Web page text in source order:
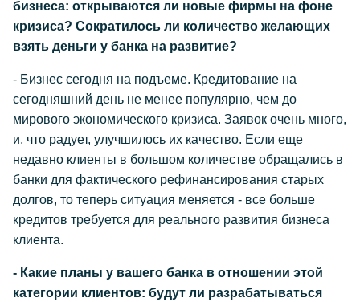
бизнеса: открываются ли новые фирмы на фоне
кризиса? Сократилось ли количество желающих
взять деньги у банка на развитие?
- Бизнес сегодня на подъеме. Кредитование на
сегодняшний день не менее популярно, чем до
мирового экономического кризиса. Заявок очень много,
и, что радует, улучшилось их качество. Если еще
недавно клиенты в большом количестве обращались в
банки для фактического рефинансирования старых
долгов, то теперь ситуация меняется - все больше
кредитов требуется для реального развития бизнеса
клиента.
- Какие планы у вашего банка в отношении этой
категории клиентов: будут ли разрабатываться